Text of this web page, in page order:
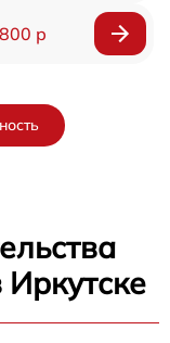
р
Иркутске